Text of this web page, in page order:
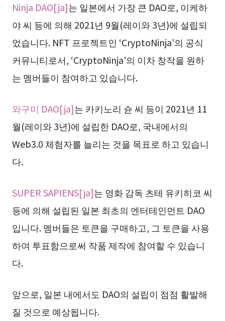
Ninja DAO[ja]는 일본에서 가장 큰 DAO로, 이케하
야 씨 등에 의해 2021년 9월(레이와 3년)에 설립되
었습니다. NFT 프로젝트인 ‘CryptoNinja’의 공식
커뮤니티로서, ‘CryptoNinja’의 이차 창작을 원하
는 멤버들이 참여하고 있습니다.
와구미 DAO[ja]는 카키노리 슌 씨 등이 2021년 11
월(레이와 3년)에 설립한 DAO로, 국내에서의
Web3.0 체험자를 늘리는 것을 목표로 하고 있습니
다.
SUPER SAPIENS[ja]는 영화 감독 츠테 유키히코 씨
등에 의해 설립된 일본 최초의 엔터테인먼트 DAO
입니다. 멤버들은 토큰을 구매하고, 그 토큰을 사용
하여 투표함으로써 작품 제작에 참여할 수 있습니
다.
앞으로, 일본 내에서도 DAO의 설립이 점점 활발해
질 것으로 예상됩니다.